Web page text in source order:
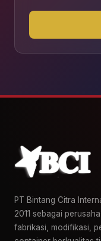
PT Bintang Citra
2011 sebagai
fabrikasi, modifikasi,